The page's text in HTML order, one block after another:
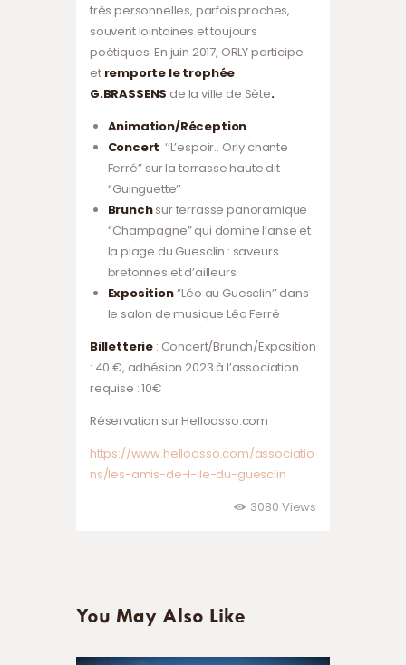
très personnelles, parfois proches,
souvent lointaines et toujours
poétiques. En juin 2017, ORLY participe
etremporte le trophée
G.BRASSENS de la ville de Sète.
Animation/Réception
Concert ‘’L’espoir.. Orly chante
Ferré’’ sur la terrasse haute dit
‘’Guinguette’’
Brunchsur terrasse panoramique
‘’Champagne” qui domine l’anse et
la plage du Guesclin : saveurs
bretonnes et d’ailleurs
Exposition‘’Léo au Guesclin’’ dans
le salon de musique Léo Ferré
Billetterie : Concert/Brunch/Exposition
: 40 €, adhésion 2023 à l’association
requise : 10€
Réservation sur Helloasso.com
https://www.helloasso.com/associatio
ns/les-amis-de-l-ile-du-guesclin
3080 Views
You May Also Like